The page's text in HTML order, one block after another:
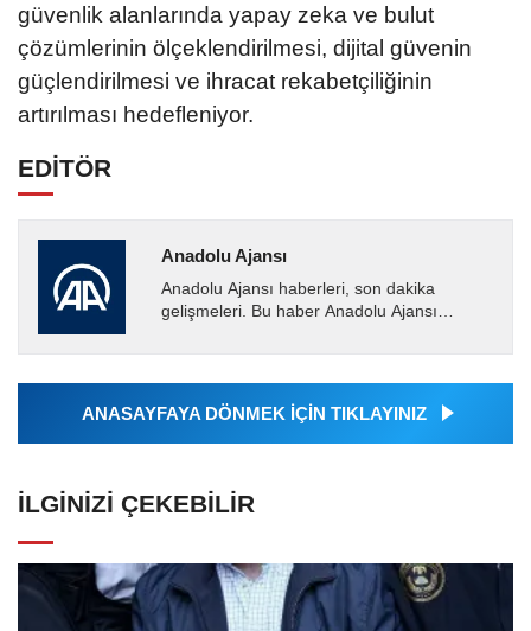
güvenlik alanlarında yapay zeka ve bulut
çözümlerinin ölçeklendirilmesi, dijital güvenin
güçlendirilmesi ve ihracat rekabetçiliğinin
artırılması hedefleniyor.
EDİTÖR
Anadolu Ajansı
Anadolu Ajansı haberleri, son dakika
gelişmeleri. Bu haber Anadolu Ajansı
tarafından geçilen tüm...
ANASAYFAYA DÖNMEK İÇİN TIKLAYINIZ
İLGINIZI ÇEKEBILIR